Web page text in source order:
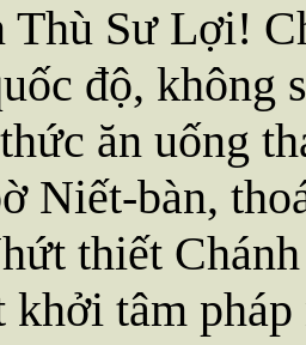
Thù Sư Lợi!
độ, không
ăn uống
Niết-bàn,
thiết
tâm